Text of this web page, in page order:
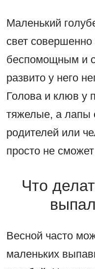
Маленький
свет
беспомощным и
развито у него
Голова и клюв у
тяжелые, а лапы
родителей или
просто не
Что
Весной часто
маленьких